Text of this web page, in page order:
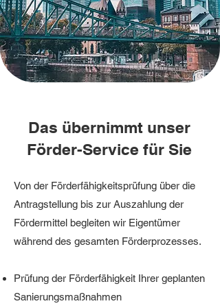
Das übernimmt unser
Förder-Service für Sie
Von der Förderfähigkeitsprüfung über die
Antragstellung bis zur Auszahlung der
Fördermittel begleiten wir Eigentümer
während des gesamten Förderprozesses.
Prüfung der Förderfähigkeit Ihrer geplanten
Sanierungsmaßnahmen